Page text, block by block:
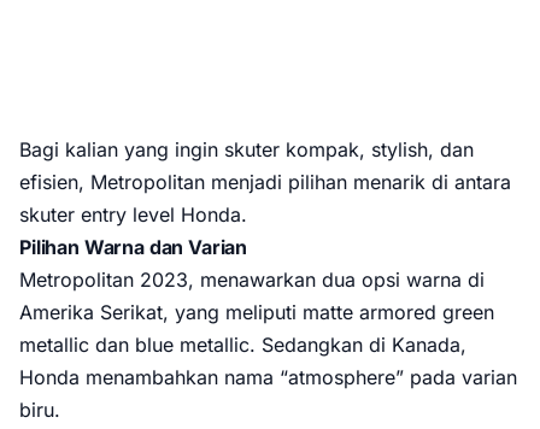
Bagi kalian yang ingin skuter kompak, stylish, dan
efisien, Metropolitan menjadi pilihan menarik di antara
skuter entry level Honda.
Pilihan Warna dan Varian
Metropolitan 2023, menawarkan dua opsi warna di
Amerika Serikat, yang meliputi matte armored green
metallic dan blue metallic. Sedangkan di Kanada,
Honda menambahkan nama “atmosphere” pada varian
biru.